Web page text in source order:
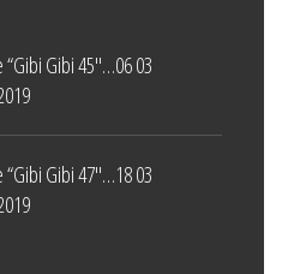
Gibi 45″…06 03
Gibi 47″…18 03